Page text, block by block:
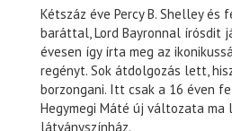
Kétszáz éve Percy B. Shelley és
baráttal, Lord Bayronnal írósdit
évesen így írta meg az
regényt. Sok átdolgozás lett,
borzongani. Itt csak a 16 éven
Hegymegi Máté új változata ma
látványszínház.